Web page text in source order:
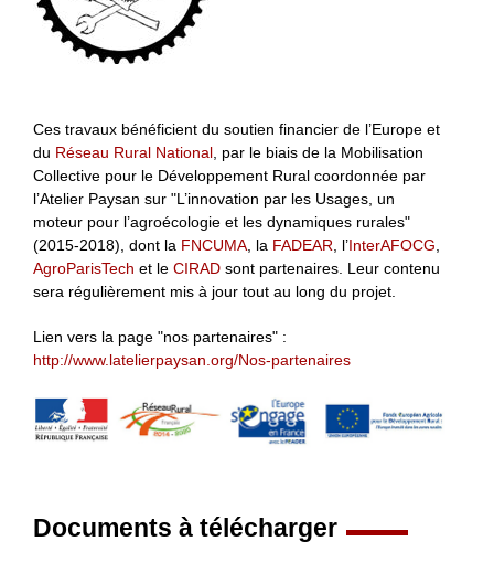
Ces travaux bénéficient du soutien financier de l’Europe et
du Réseau Rural National , par le biais de la Mobilisation
Collective pour le Développement Rural coordonnée par
l’Atelier Paysan sur "L’innovation par les Usages, un
moteur pour l’agroécologie et les dynamiques rurales"
(2015-2018), dont la FNCUMA , la FADEAR , l’InterAFOCG
AgroParisTech et le CIRAD sont partenaires. Leur contenu
sera régulièrement mis à jour tout au long du projet.
Lien vers la page "nos partenaires" :
http://www.latelierpaysan.org/Nos-partenaires
Documents à télécharger